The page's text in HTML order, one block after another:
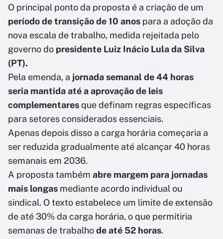
O principal ponto da proposta é a criação de um
período de transição de 10 anos para a adoção da
nova escala de trabalho, medida rejeitada pelo
governo do presidente Luiz Inácio Lula da Silva
(PT).
Pela emenda, a jornada semanal de 44 horas
seria mantida até a aprovação de leis
complementaresque definam regras específicas
para setores considerados essenciais.
Apenas depois disso a carga horária começaria a
ser reduzida gradualmente até alcançar 40 horas
semanais em 2036.
A proposta também abre margem para jornadas
mais longas mediante acordo individual ou
sindical. O texto estabelece um limite de extensão
de até 30% da carga horária, o que permitiria
semanas de trabalhode até 52 horas.